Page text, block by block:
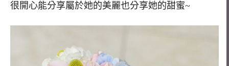
很開心能分享屬於她的美麗也分享她的甜蜜~